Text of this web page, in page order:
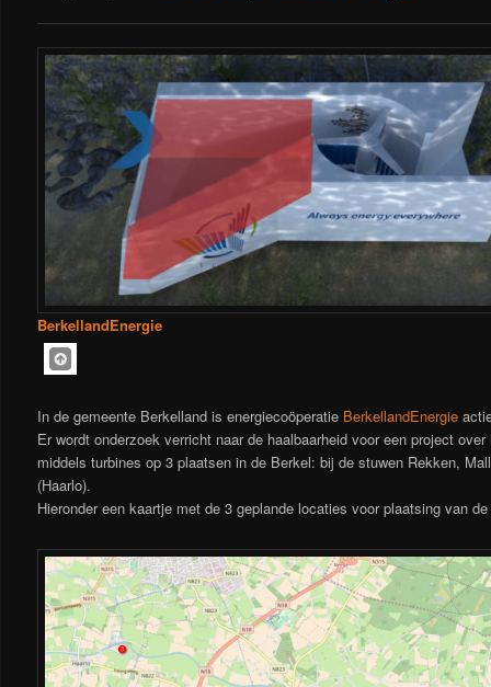
BerkellandEnergie
In de gemeente Berkelland is energiecoöperatie BerkellandEnergie
Er wordt onderzoek verricht naar de haalbaarheid voor een project
middels turbines op 3 plaatsen in de Berkel: bij de stuwen Rekken,
(Haarlo).
Hieronder een kaartje met de 3 geplande locaties voor plaatsing van